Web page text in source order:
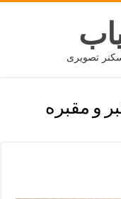
تصویری
و مقبره